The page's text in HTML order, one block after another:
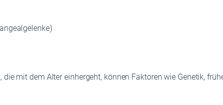
mit dem Alter einhergeht, können Faktoren wie Genetik,